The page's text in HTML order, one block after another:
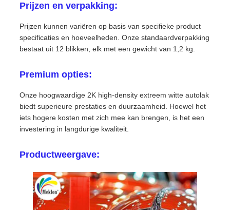
Prijzen en verpakking:
Prijzen kunnen variëren op basis van specifieke product
specificaties en hoeveelheden. Onze standaardverpakking
bestaat uit 12 blikken, elk met een gewicht van 1,2 kg.
Premium opties:
Onze hoogwaardige 2K high-density extreem witte autolak
biedt superieure prestaties en duurzaamheid. Hoewel het
iets hogere kosten met zich mee kan brengen, is het een
investering in langdurige kwaliteit.
Productweergave: